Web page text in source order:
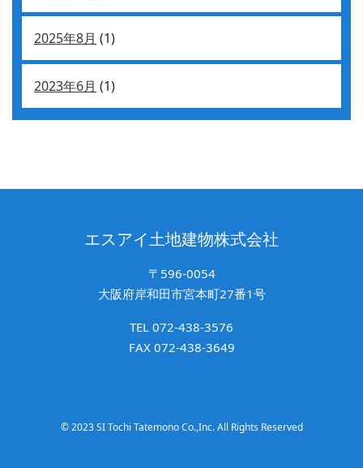
2025年8月 (1)
2023年6月 (1)
エスアイ土地建物株式会社
〒596-0054
大阪府岸和田市宮本町27番1号
TEL 072-438-3576
FAX 072-438-3649
© 2023 SI Tochi Tatemono Co.,Inc. All Rights Reserved